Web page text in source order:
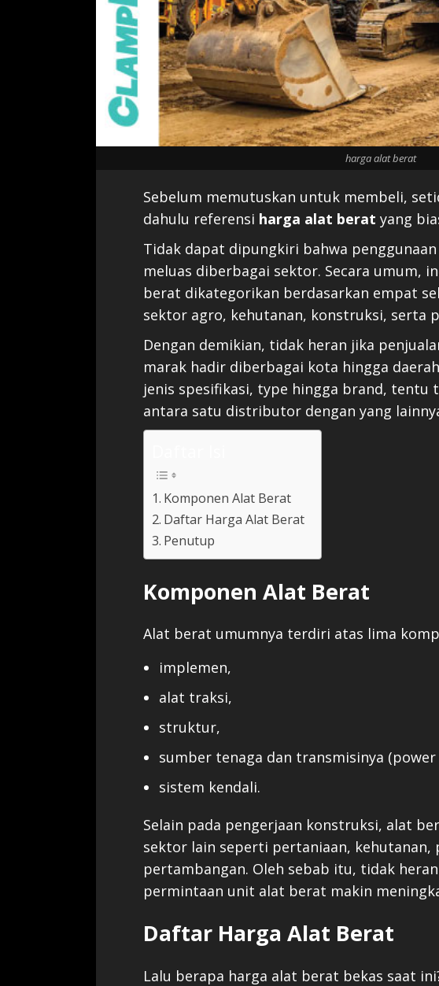
harga alat berat
Sebelum memutuskan untuk membeli,
dahulu referensi harga alat berat yang
Tidak dapat dipungkiri bahwa
meluas diberbagai sektor. Secara umum,
berat dikategorikan berdasarkan empat
sektor agro, kehutanan, konstruksi, serta
Dengan demikian, tidak heran jika
marak hadir diberbagai kota hingga
jenis spesifikasi, type hingga brand, tentu
antara satu distributor dengan yang
Komponen Alat Berat
Daftar Harga Alat Berat
Penutup
Komponen Alat Berat
Alat berat umumnya terdiri atas lima
implemen,
alat traksi,
struktur,
sumber tenaga dan transmisinya
sistem kendali.
Selain pada pengerjaan konstruksi, alat
sektor lain seperti pertaniaan, kehutanan,
pertambangan. Oleh sebab itu, tidak
permintaan unit alat berat makin
Daftar Harga Alat Berat
Lalu berapa harga alat berat bekas saat